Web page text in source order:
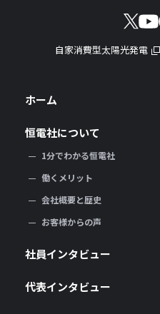
自家消費型太陽光発電
ホーム
恒電社について
1分でわかる恒電社
働くメリット
会社概要と歴史
お客様からの声
社員インタビュー
代表インタビュー